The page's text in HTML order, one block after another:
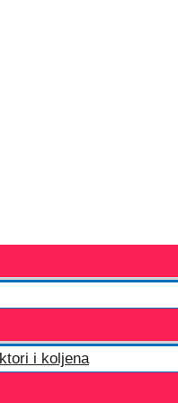
i koljena